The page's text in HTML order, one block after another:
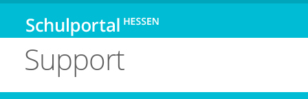
Support